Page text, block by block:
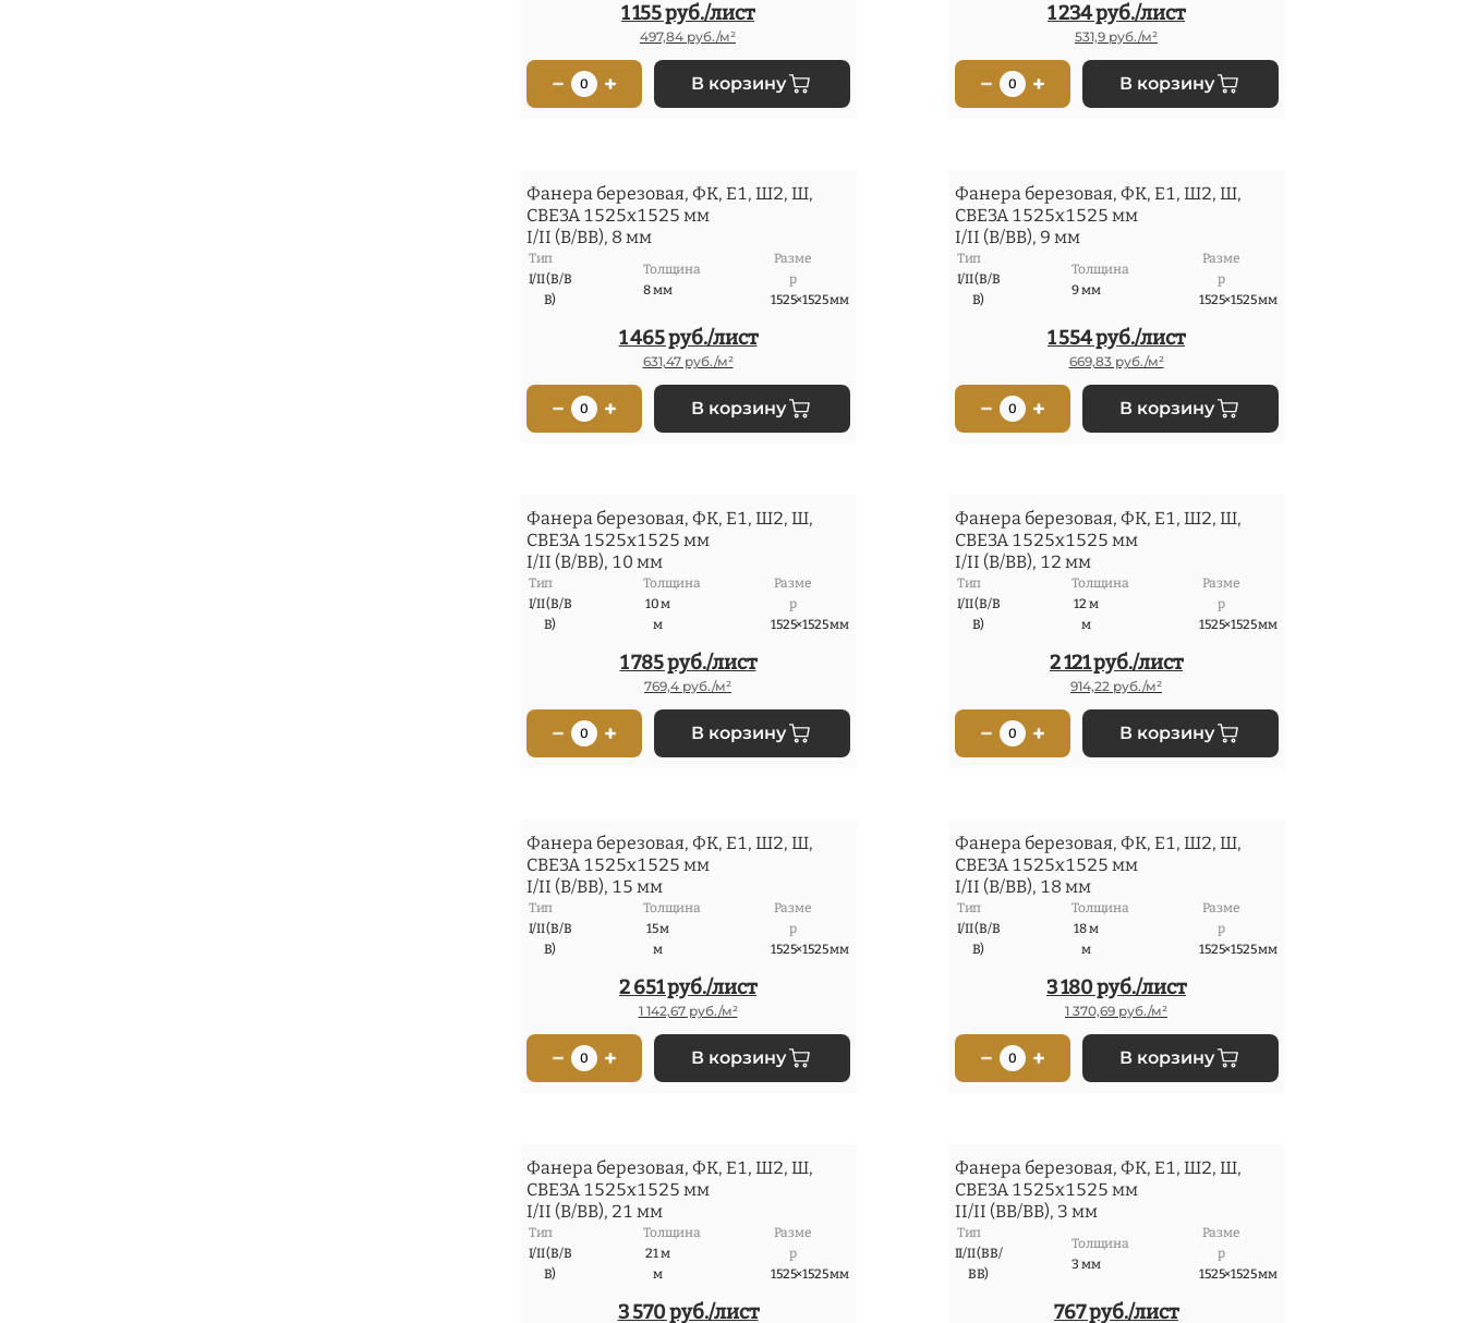
1 155 руб./лист
497,84 руб./м²
− 0 + В корзину
1 234 руб./лист
531,9 руб./м²
− 0 + В корзину
Фанера березовая, ФК, Е1, Ш2, Ш,
СВЕЗА 1525x1525 мм
I/II (В/ВВ), 8 мм
Тип
I/II (В/В
В)
Толщина
8 мм
Разме
р
1525×1525 мм
1 465 руб./лист
631,47 руб./м²
− 0 + В корзину
Фанера березовая, ФК, Е1, Ш2, Ш,
СВЕЗА 1525x1525 мм
I/II (В/ВВ), 9 мм
Тип
I/II (В/В
В)
Толщина
9 мм
Разме
р
1525×1525 мм
1 554 руб./лист
669,83 руб./м²
− 0 + В корзину
Фанера березовая, ФК, Е1, Ш2, Ш,
СВЕЗА 1525x1525 мм
I/II (В/ВВ), 10 мм
Тип
I/II (В/В
В)
Толщина
10 м
м
Разме
р
1525×1525 мм
1 785 руб./лист
769,4 руб./м²
− 0 + В корзину
Фанера березовая, ФК, Е1, Ш2, Ш,
СВЕЗА 1525x1525 мм
I/II (В/ВВ), 12 мм
Тип
I/II (В/В
В)
Толщина
12 м
м
Разме
р
1525×1525 мм
2 121 руб./лист
914,22 руб./м²
− 0 + В корзину
Фанера березовая, ФК, Е1, Ш2, Ш,
СВЕЗА 1525x1525 мм
I/II (В/ВВ), 15 мм
Тип
I/II (В/В
В)
Толщина
15 м
м
Разме
р
1525×1525 мм
2 651 руб./лист
1 142,67 руб./м²
− 0 + В корзину
Фанера березовая, ФК, Е1, Ш2, Ш,
СВЕЗА 1525x1525 мм
I/II (В/ВВ), 18 мм
Тип
I/II (В/В
В)
Толщина
18 м
м
Разме
р
1525×1525 мм
3 180 руб./лист
1 370,69 руб./м²
− 0 + В корзину
Фанера березовая, ФК, Е1, Ш2, Ш,
СВЕЗА 1525x1525 мм
I/II (В/ВВ), 21 мм
Тип
I/II (В/В
В)
Толщина
21 м
м
Разме
р
1525×1525 мм
3 570 руб./лист
Фанера березовая, ФК, Е1, Ш2, Ш,
СВЕЗА 1525x1525 мм
II/II (ВВ/ВВ), 3 мм
Тип
II/II (ВВ/
ВВ)
Толщина
3 мм
Разме
р
1525×1525 мм
767 руб./лист